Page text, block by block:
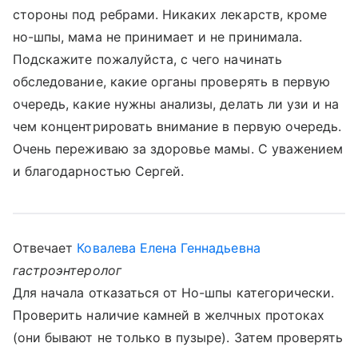
стороны под ребрами. Никаких лекарств, кроме
но-шпы, мама не принимает и не принимала.
Подскажите пожалуйста, с чего начинать
обследование, какие органы проверять в первую
очередь, какие нужны анализы, делать ли узи и на
чем концентрировать внимание в первую очередь.
Очень переживаю за здоровье мамы. С уважением
и благодарностью Сергей.
Отвечает Ковалева Елена Геннадьевна
гастроэнтеролог
Для начала отказаться от Но-шпы категорически.
Проверить наличие камней в желчных протоках
(они бывают не только в пузыре). Затем проверять